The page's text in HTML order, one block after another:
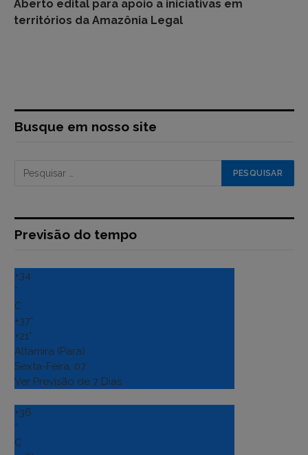
Aberto edital para apoio a iniciativas em
territórios da Amazônia Legal
Busque em nosso site
Previsão do tempo
+34
°
C
+37°
+21°
Altamira (Para)
Sexta-Feira, 07
Ver Previsão de 7 Dias
+36
°
C